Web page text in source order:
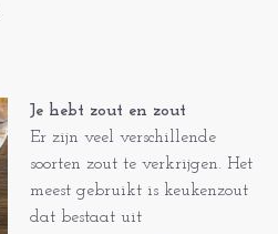
Je hebt zout en zout
Er zijn veel verschillende
soorten zout te verkrijgen. Het
meest gebruikt is keukenzout
dat bestaat uit